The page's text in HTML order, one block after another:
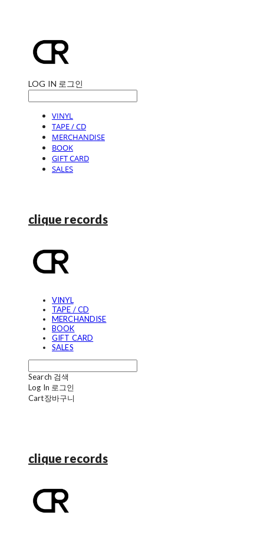
LOG IN 로그인
VINYL
TAPE / CD
MERCHANDISE
BOOK
GIFT CARD
SALES
clique records
VINYL
TAPE / CD
MERCHANDISE
BOOK
GIFT CARD
SALES
Search 검색
Log In 로그인
Cart장바구니
clique records